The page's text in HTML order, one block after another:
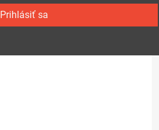
Prihlásiť sa